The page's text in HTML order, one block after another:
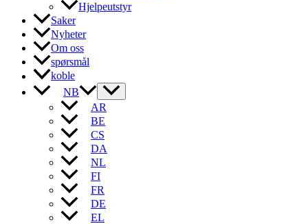
Hjelpeutstyr
Saker
Nyheter
Om oss
spørsmål
koble
NB
AR
BE
CS
DA
NL
FI
FR
DE
EL